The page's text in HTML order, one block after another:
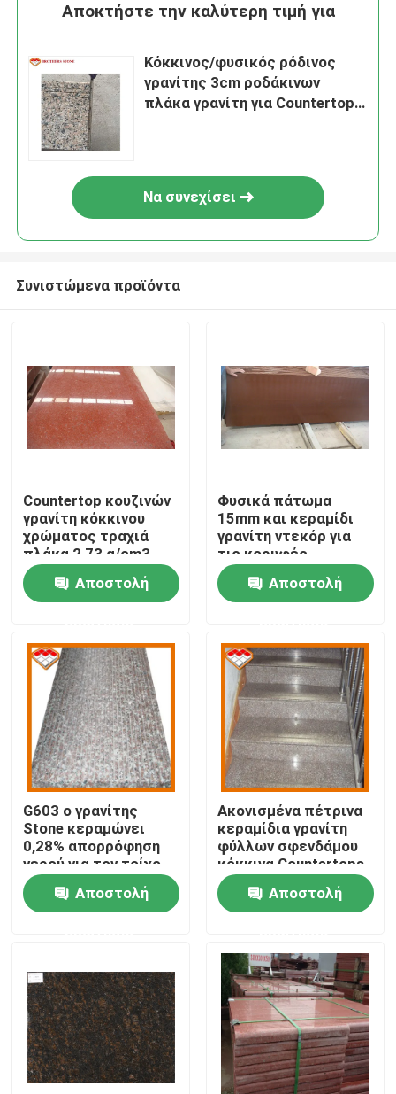
Σπίτι
Σχετικά με εμάς
Επισκεψή εργοστασίου
Έλεγχος ποιότητας
Επικοινωνήστε μαζί μας
Ειδήσεις
Υποθέσεις
Ζητήστε μια προσφορά
Πέτρινες πλάκες γρανίτη
Αποκτήστε την καλύτερη τιμή για
Κόκκινος/φυσικός ρόδινος
γρανίτης 3cm ροδάκινων
πλάκα γρανίτη για Countertops
Να συνεχίσει
Συνιστώμενα προϊόντα
Countertop κουζινών
γρανίτη κόκκινου
χρώματος τραχιά
πλάκα 2,73 g/cm3
κεραμιδιών 50x50
πατωμάτωνΑποστολή
Φυσικά πάτωμα
15mm και κεραμίδι
γρανίτη ντεκόρ για
τις κορυφές
ματαιοδοξίας
Αποστολή
G603 ο γρανίτης
Stone κεραμώνει
0,28% απορρόφηση
νερού για τον τοίχο
σκαλοπατιών
Αποστολή
Ακονισμένα πέτρινα
κεραμίδια γρανίτη
φύλλων σφενδάμου
κόκκινα Countertops
Αποστολή